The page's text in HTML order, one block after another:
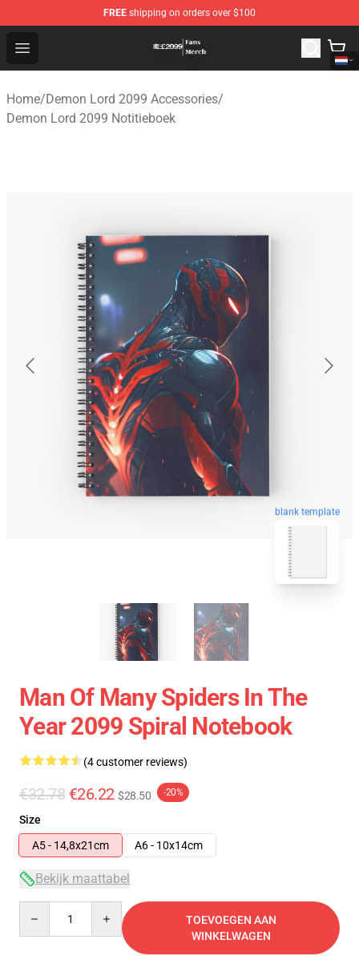
FREE shipping on orders over $100
Open menu
Demon Lord 2099 Store - Official Demon Lord 2099
Home/Demon Lord 2099 Accessories/
Demon Lord 2099 Notitieboek
blank template
Man Of Many Spiders In The
Year 2099 Spiral Notebook
(4 customer reviews)
€32.78 €26.22 $28.50 -20%
Size
A5 - 14,8x21cm
A6 - 10x14cm
Bekijk maattabel
TOEVOEGEN AAN
WINKELWAGEN